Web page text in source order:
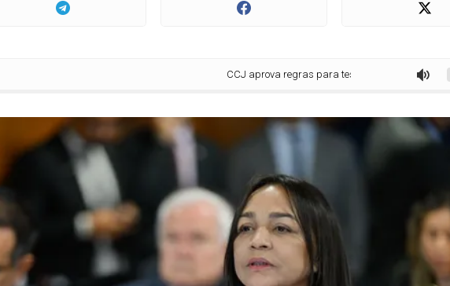
CCJ aprova regras para testamento de emergência